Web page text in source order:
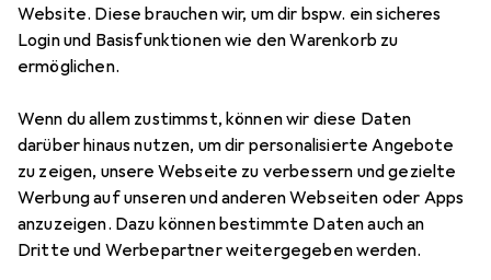
Website. Diese brauchen wir, um dir bspw. ein sicheres
Login und Basisfunktionen wie den Warenkorb zu
ermöglichen.
Wenn du allem zustimmst, können wir diese Daten
darüber hinaus nutzen, um dir personalisierte Angebote
zu zeigen, unsere Webseite zu verbessern und gezielte
Werbung auf unseren und anderen Webseiten oder Apps
anzuzeigen. Dazu können bestimmte Daten auch an
Dritte und Werbepartner weitergegeben werden.
BiothermBiocils wasserfester Augen-
Make-up-Entferner
Make-Up Entferner, 200 ml
Preis in EUR inkl. MwSt.
EUR
46,31
Bewertungen Marke
Mehr von Biotherm